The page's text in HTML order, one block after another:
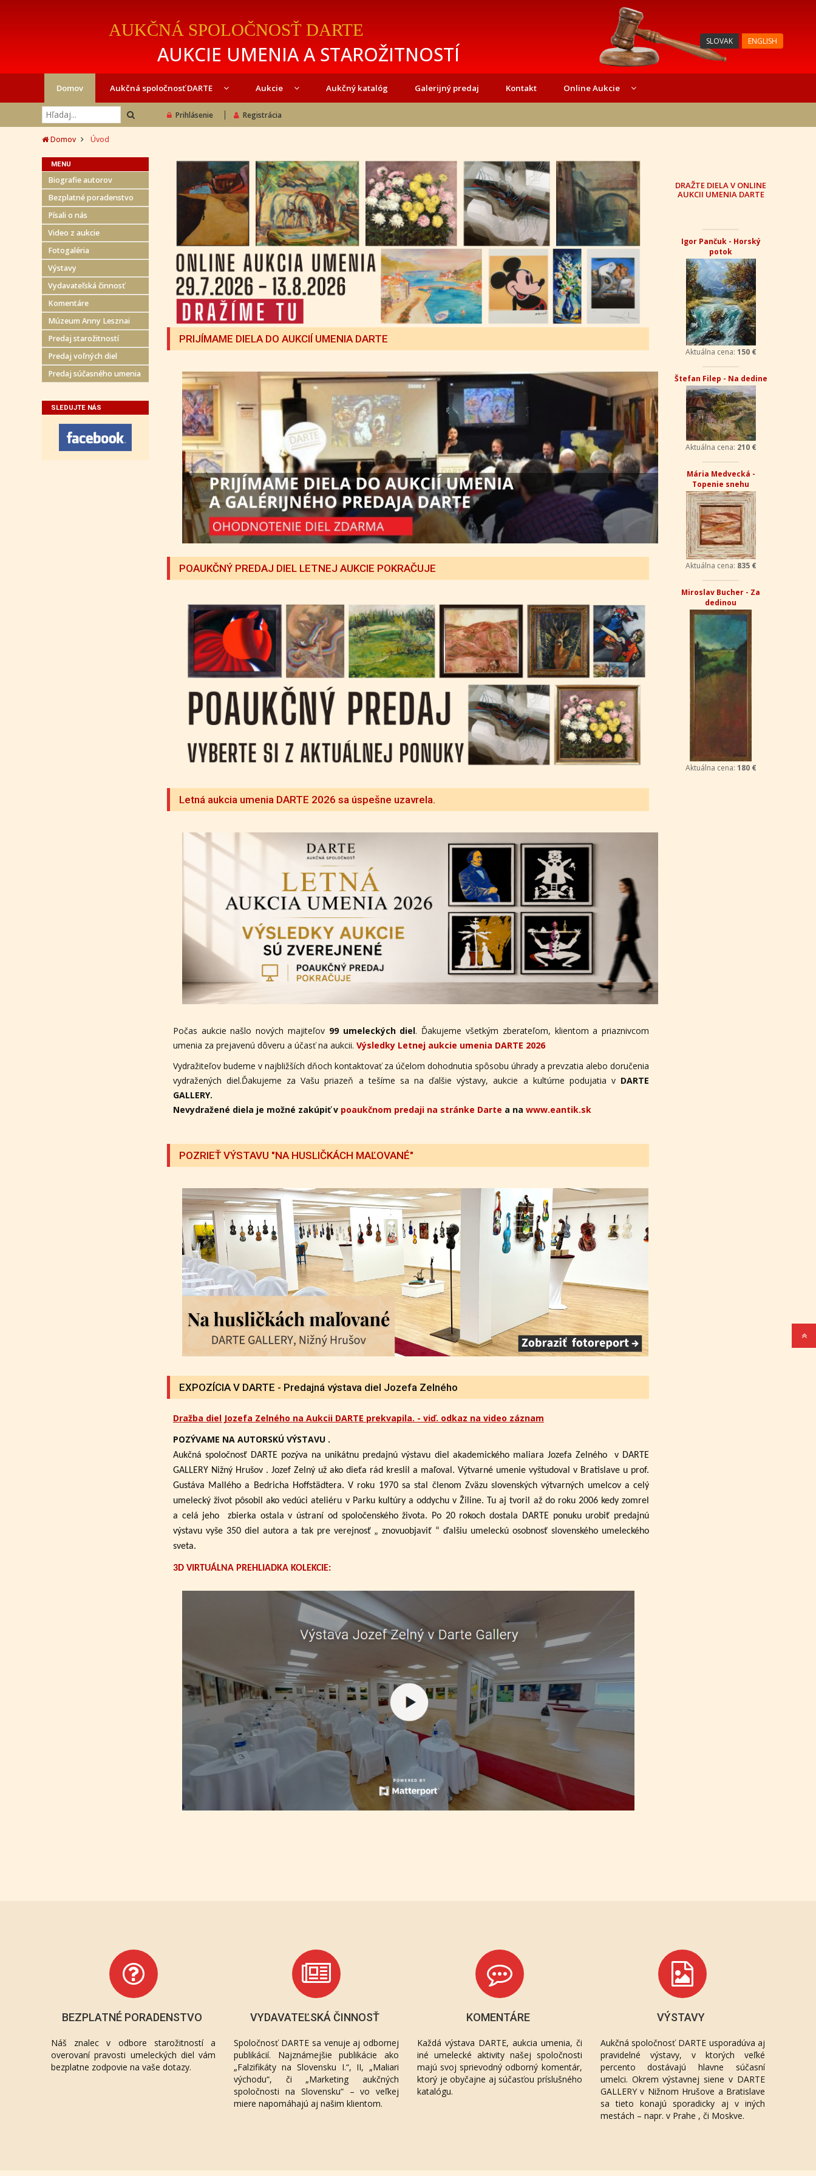
AUKČNÁ SPOLOČNOSŤ DARTE
AUKCIE UMENIA A STAROŽITNOSTÍ
SLOVAK ENGLISH
Domov Aukčná spoločnosť DARTE Aukcie Aukčný katalóg Galerijný predaj Kontakt Online Aukcie
Prihlásenie Registrácia
Domov Úvod
MENU
Biografie autorov
Bezplatné poradenstvo
Písali o nás
Video z aukcie
Fotogaléria
Výstavy
Vydavateľská činnosť
Komentáre
Múzeum Anny Lesznai
Predaj starožitností
Predaj voľných diel
Predaj súčasného umenia
SLEDUJTE NÁS
PRIJÍMAME DIELA DO AUKCIÍ UMENIA DARTE
POAUKČNÝ PREDAJ DIEL LETNEJ AUKCIE POKRAČUJE
Letná aukcia umenia DARTE 2026 sa úspešne uzavrela.
Počas aukcie našlo nových majiteľov 99 umeleckých diel. Ďakujeme všetkým zberateľom, klientom a priaznivcom
umenia za prejavenú dôveru a účasť na aukcii. Výsledky Letnej aukcie umenia DARTE 2026
Vydražiteľov budeme v najbližších dňoch kontaktovať za účelom dohodnutia spôsobu úhrady a prevzatia alebo doručenia
vydražených diel.Ďakujeme za Vašu priazeň a tešíme sa na ďalšie výstavy, aukcie a kultúrne podujatia v DARTE
GALLERY.
Nevydražené diela je možné zakúpiť v poaukčnom predaji na stránke Darte a na www.eantik.sk
POZRIEŤ VÝSTAVU "NA HUSLIČKÁCH MAĽOVANÉ"
EXPOZÍCIA V DARTE - Predajná výstava diel Jozefa Zelného
Dražba diel Jozefa Zelného na Aukcii DARTE prekvapila. - viď. odkaz na video záznam
POZÝVAME NA AUTORSKÚ VÝSTAVU .
Aukčná spoločnosť DARTE pozýva na unikátnu predajnú výstavu diel akademického maliara Jozefa Zelného
v DARTE
GALLERY Nižný Hrušov . Jozef Zelný už ako dieťa rád kreslil a maľoval. Výtvarné umenie vyštudoval v Bratislave u prof.
Gustáva Mallého a Bedricha Hoffstädtera. V roku 1970 sa stal členom Zväzu slovenských výtvarných umelcov a celý
umelecký život pôsobil ako vedúci ateliéru v Parku kultúry a oddychu v Žiline. Tu aj tvoril až do roku 2006 kedy zomrel
a celá jeho zbierka ostala v ústraní od spoločenského života. Po 20 rokoch dostala DARTE ponuku urobiť predajnú
výstavu vyše 350 diel autora a tak pre verejnosť „ znovuobjaviť “ ďalšiu umeleckú osobnosť slovenského umeleckého
sveta.
3D VIRTUÁLNA PREHLIADKA KOLEKCIE:
DRAŽTE DIELA V ONLINE
AUKCII UMENIA DARTE
Igor Pančuk - Horský
potok
Aktuálna cena: 150 €
Štefan Filep - Na dedine
Aktuálna cena: 210 €
Mária Medvecká -
Topenie snehu
Aktuálna cena: 835 €
Miroslav Bucher - Za
dedinou
Aktuálna cena: 180 €
BEZPLATNÉ PORADENSTVO
Náš znalec v odbore starožitností a
overovaní pravosti umeleckých diel vám
bezplatne zodpovie na vaše dotazy.
VYDAVATEĽSKÁ ČINNOSŤ
Spoločnosť DARTE sa venuje aj odbornej
publikácií. Najznámejšie publikácie ako
„Falzifikáty na Slovensku I.“, II, „Maliari
východu“, či „Marketing aukčných
spoločnosti na Slovensku“ – vo veľkej
miere napomáhajú aj našim klientom.
KOMENTÁRE
Každá výstava DARTE, aukcia umenia, či
iné umelecké aktivity našej spoločnosti
majú svoj sprievodný odborný komentár,
ktorý je obyčajne aj súčasťou príslušného
katalógu.
VÝSTAVY
Aukčná spoločnosť DARTE usporadúva aj
pravidelné výstavy, v ktorých veľké
percento dostávajú hlavne súčasní
umelci. Okrem výstavnej siene v DARTE
GALLERY v Nižnom Hrušove a Bratislave
sa tieto konajú sporadicky aj v iných
mestách – napr. v Prahe , či Moskve.